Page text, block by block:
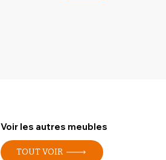
Voir les autres meubles
TOUT VOIR